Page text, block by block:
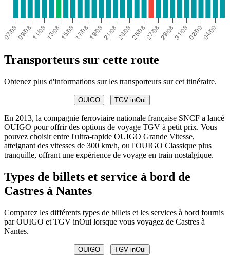
Transporteurs sur cette route
Obtenez plus d'informations sur les transporteurs sur cet itinéraire.
OUIGO TGV inOui
En 2013, la compagnie ferroviaire nationale française SNCF a lancé
OUIGO pour offrir des options de voyage TGV à petit prix. Vous
pouvez choisir entre l'ultra-rapide OUIGO Grande Vitesse,
atteignant des vitesses de 300 km/h, ou l'OUIGO Classique plus
tranquille, offrant une expérience de voyage en train nostalgique.
Types de billets et service à bord de
Castres à Nantes
Comparez les différents types de billets et les services à bord fournis
par OUIGO et TGV inOui lorsque vous voyagez de Castres à
Nantes.
OUIGO TGV inOui